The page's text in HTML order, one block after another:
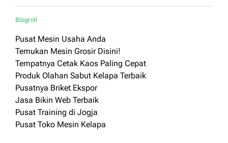
Blogroll
Pusat Mesin Usaha Anda
Temukan Mesin Grosir Disini!
Tempatnya Cetak Kaos Paling Cepat
Produk Olahan Sabut Kelapa Terbaik
Pusatnya Briket Ekspor
Jasa Bikin Web Terbaik
Pusat Training di Jogja
Pusat Toko Mesin Kelapa